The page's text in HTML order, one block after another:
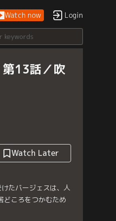
Watch now Login
13話／吹
Watch Later
たバージェスは、人
どころをつかむため